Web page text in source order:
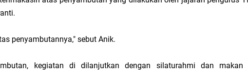
Pelepasan TEP 2026 IPB University, Wamen Viva Yoga: Kampus
penyambutannya," sebut Anik.
kegiatan di dilanjutkan dengan silaturahmi dan makan